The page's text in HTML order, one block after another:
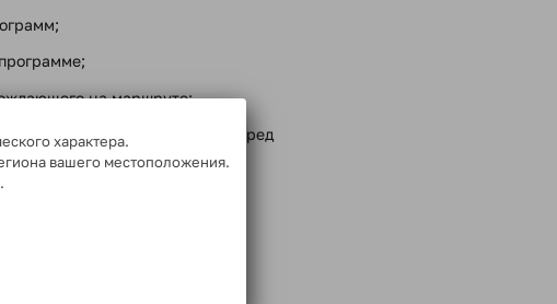
на маршруте;
перевозчика перед
тура
характера.
вашего местоположения.